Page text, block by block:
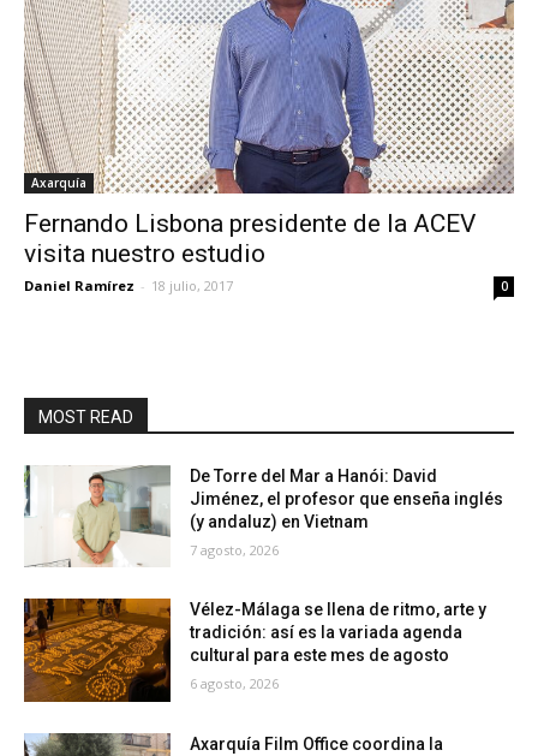
Axarquía
Fernando Lisbona presidente de la ACEV
visita nuestro estudio
Daniel Ramírez - 18 julio, 2017 0
MOST READ
De Torre del Mar a Hanói: David
Jiménez, el profesor que enseña inglés
(y andaluz) en Vietnam
7 agosto, 2026
Vélez-Málaga se llena de ritmo, arte y
tradición: así es la variada agenda
cultural para este mes de agosto
6 agosto, 2026
Axarquía Film Office coordina la